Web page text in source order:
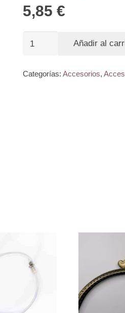
5,85 €
Boquilla
IDEAS-
Añadir al
Categorías: Accesorios,